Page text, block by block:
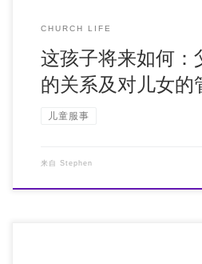
CHURCH LIFE
这孩子将来如何：
的关系及对儿女的
儿童服事
来自 Stephen